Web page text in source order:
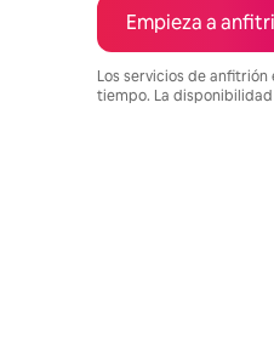
Empieza a
Los servicios de
tiempo. La